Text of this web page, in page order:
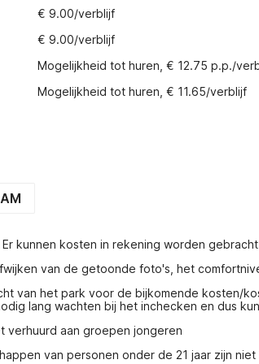
€ 9.00/verblijf
€ 9.00/verblijf
Mogelijkheid tot huren, € 12.75 p.p./
Mogelijkheid tot huren, € 11.65/verblijf
kunnen kosten in rekening worden
van de getoonde foto's, het
van het park voor de bijkomende kosten/
lang wachten bij het inchecken en dus
verhuurd aan groepen jongeren
van personen onder de 21 jaar zijn